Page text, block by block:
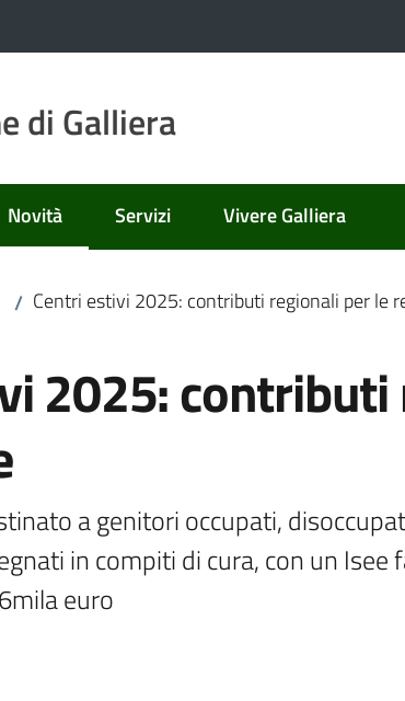
di Galliera
Novità
Menu selezionato
Servizi Vivere Galliera
/ Centri estivi 2025: contributi regionali per le
2025:
a genitori occupati,
in compiti di cura, con un Isee
euro